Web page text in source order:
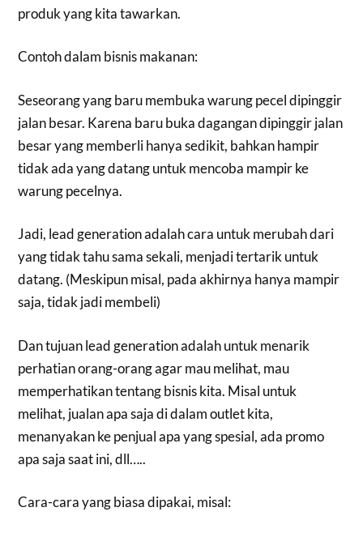
produk yang kita tawarkan.
Contoh dalam bisnis makanan:
Seseorang yang baru membuka warung pecel dipinggir
jalan besar. Karena baru buka dagangan dipinggir jalan
besar yang memberli hanya sedikit, bahkan hampir
tidak ada yang datang untuk mencoba mampir ke
warung pecelnya.
Jadi, lead generation adalah cara untuk merubah dari
yang tidak tahu sama sekali, menjadi tertarik untuk
datang. (Meskipun misal, pada akhirnya hanya mampir
saja, tidak jadi membeli)
Dan tujuan lead generation adalah untuk menarik
perhatian orang-orang agar mau melihat, mau
memperhatikan tentang bisnis kita. Misal untuk
melihat, jualan apa saja di dalam outlet kita,
menanyakan ke penjual apa yang spesial, ada promo
apa saja saat ini, dll…..
Cara-cara yang biasa dipakai, misal: